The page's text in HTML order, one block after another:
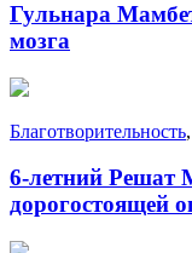
Гульнара
мозга
Благотворительность,
6-летний Решат
дорогостоящей